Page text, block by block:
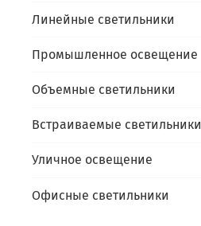
Линейные светильники
Промышленное освещение
Объемные светильники
Встраиваемые светильники
Уличное освещение
Офисные светильники